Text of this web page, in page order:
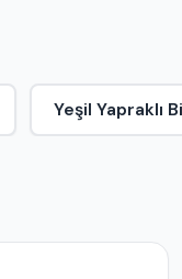
Yeşil Yapraklı